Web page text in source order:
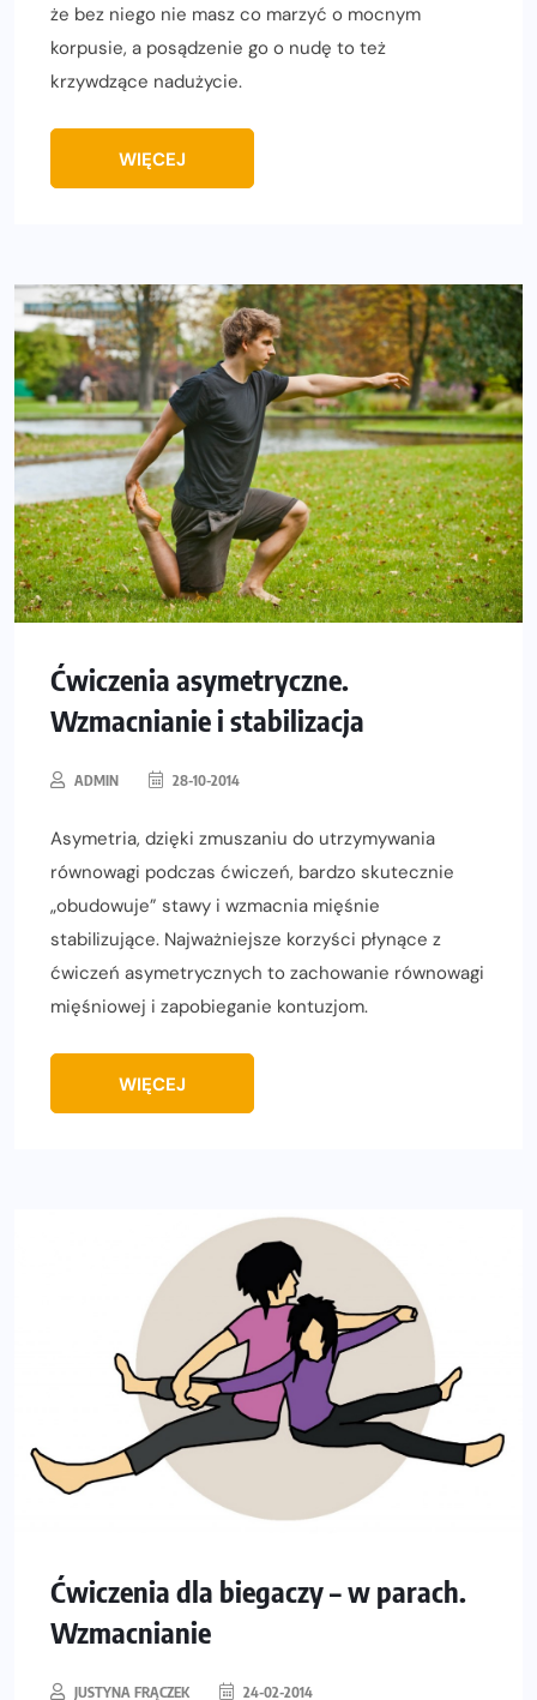
że bez niego nie masz co marzyć o mocnym
korpusie, a posądzenie go o nudę to też
krzywdzące nadużycie.
WIĘCEJ
Ćwiczenia asymetryczne.
Wzmacnianie i stabilizacja
ADMIN 28-10-2014
Asymetria, dzięki zmuszaniu do utrzymywania
równowagi podczas ćwiczeń, bardzo skutecznie
„obudowuje” stawy i wzmacnia mięśnie
stabilizujące. Najważniejsze korzyści płynące z
ćwiczeń asymetrycznych to zachowanie równowagi
mięśniowej i zapobieganie kontuzjom.
WIĘCEJ
Ćwiczenia dla biegaczy – w parach.
Wzmacnianie
JUSTYNA FRĄCZEK 24-02-2014